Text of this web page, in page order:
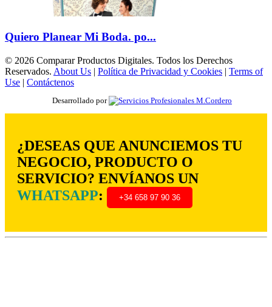
Quiero Planear Mi Boda. po...
© 2026 Comparar Productos Digitales. Todos los Derechos
Reservados. About Us | Política de Privacidad y Cookies | Terms of
Use | Contáctenos
Desarrollado por
¿DESEAS QUE ANUNCIEMOS TU
NEGOCIO, PRODUCTO O
SERVICIO? ENVÍANOS UN
WHATSAPP: +34 658 97 90 36